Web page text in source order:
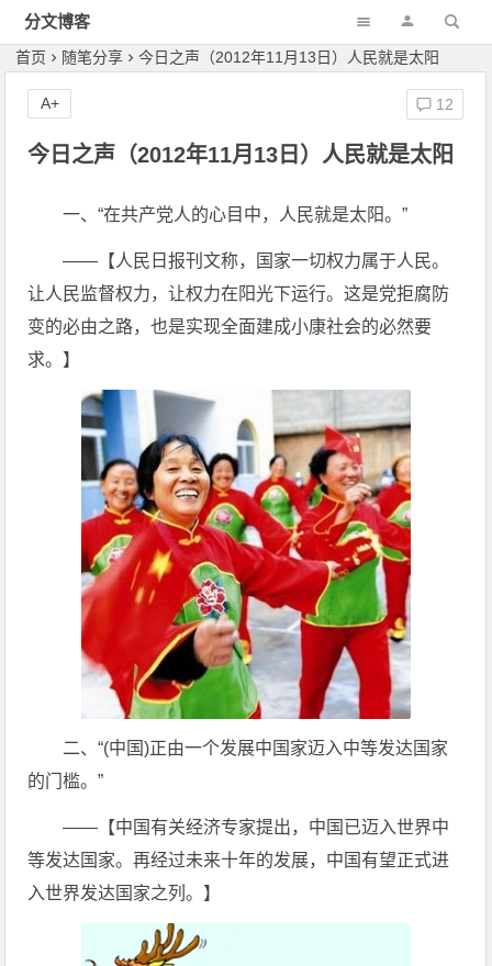
分文博客
首页 随笔分享 今日之声（2012年11月13日）人民就是太阳
今日之声（2012年11月13日）人民就是太阳
12
A+
一、“在共产党人的心目中，人民就是太阳。”
——【人民日报刊文称，国家一切权力属于人民。
让人民监督权力，让权力在阳光下运行。这是党拒腐防
变的必由之路，也是实现全面建成小康社会的必然要
求。】
二、“(中国)正由一个发展中国家迈入中等发达国家
的门槛。”
——【中国有关经济专家提出，中国已迈入世界中
等发达国家。再经过未来十年的发展，中国有望正式进
入世界发达国家之列。】